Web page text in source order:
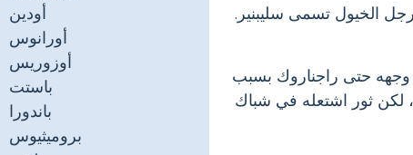
أودين
أورانوس
أوزوريس
باستت
باندورا
بروميثيوس
الخيول تسمى سليبنير.
حتى راجناروك بسبب
لكن ثور اشتعله في شباك